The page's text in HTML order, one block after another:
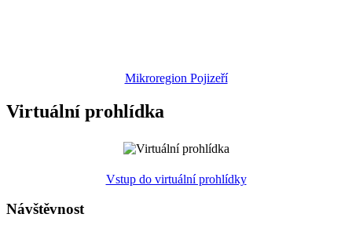
Mikroregion Pojizeří
Virtuální prohlídka
Vstup do virtuální prohlídky
Návštěvnost